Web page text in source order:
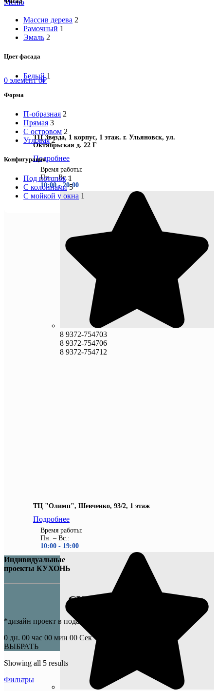
ТЦ Звезда, 1 корпус, 1 этаж. г. Ульяновск, ул.
Октябрьская д. 22 Г
Подробнее
Время работы:
Пн. – Вс.:
10:00 - 20:00
8 9372-754703
8 9372-754706
8 9372-754712
ТЦ "Олимп", Шевченко, 93/2, 1 этаж
Подробнее
Время работы:
Пн. – Вс.:
10:00 - 19:00
Меню
0 элемент 0₽
Массив дерева 2
Рамочный 1
Эмаль 2
Цвет фасада
Белый 1
Форма
П-образная 2
Прямая 3
С островом 2
Угловая 2
Конфигурация
Под потолок 1
С колоннами 5
С мойкой у окна 1
Индивидуальные
проекты КУХОНЬ
СКИДКИ -30%
*дизайн проект в подарок
0 дн. 00 час 00 мин 00 Сек
ВЫБРАТЬ
Showing all 5 results
Фильтры